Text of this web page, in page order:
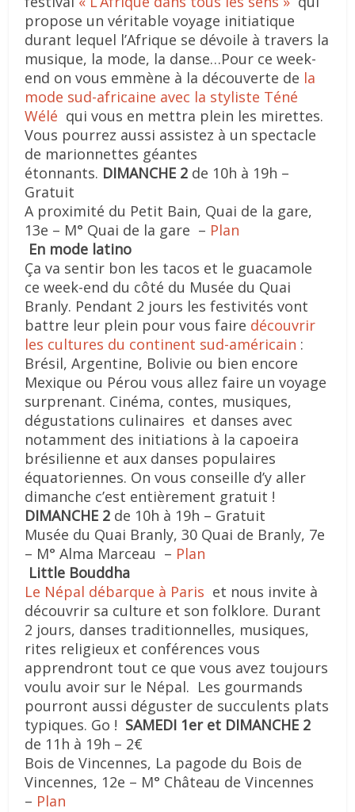
propose un véritable voyage initiatique
durant lequel l’Afrique se dévoile à travers la
musique, la mode, la danse…Pour ce week-
end on vous emmène à la découverte de la
mode sud-africaine avec la styliste Téné
Wélé qui vous en mettra plein les mirettes.
Vous pourrez aussi assistez à un spectacle
de marionnettes géantes
étonnants. DIMANCHE 2 de 10h à 19h –
Gratuit
A proximité du Petit Bain, Quai de la gare,
13e – M° Quai de la gare – Plan
En mode latino
Ça va sentir bon les tacos et le guacamole
ce week-end du côté du Musée du Quai
Branly. Pendant 2 jours les festivités vont
battre leur plein pour vous faire découvrir
les cultures du continent sud-américain :
Brésil, Argentine, Bolivie ou bien encore
Mexique ou Pérou vous allez faire un voyage
surprenant. Cinéma, contes, musiques,
dégustations culinaires et danses avec
notamment des initiations à la capoeira
brésilienne et aux danses populaires
équatoriennes. On vous conseille d’y aller
dimanche c’est entièrement gratuit !
DIMANCHE 2 de 10h à 19h – Gratuit
Musée du Quai Branly, 30 Quai de Branly, 7e
– M° Alma Marceau – Plan
Little Bouddha
Le Népal débarque à Paris et nous invite à
découvrir sa culture et son folklore. Durant
2 jours, danses traditionnelles, musiques,
rites religieux et conférences vous
apprendront tout ce que vous avez toujours
voulu avoir sur le Népal. Les gourmands
pourront aussi déguster de succulents plats
typiques. Go ! SAMEDI 1er et DIMANCHE 2
de 11h à 19h – 2€
Bois de Vincennes, La pagode du Bois de
Vincennes, 12e – M° Château de Vincennes
– Plan